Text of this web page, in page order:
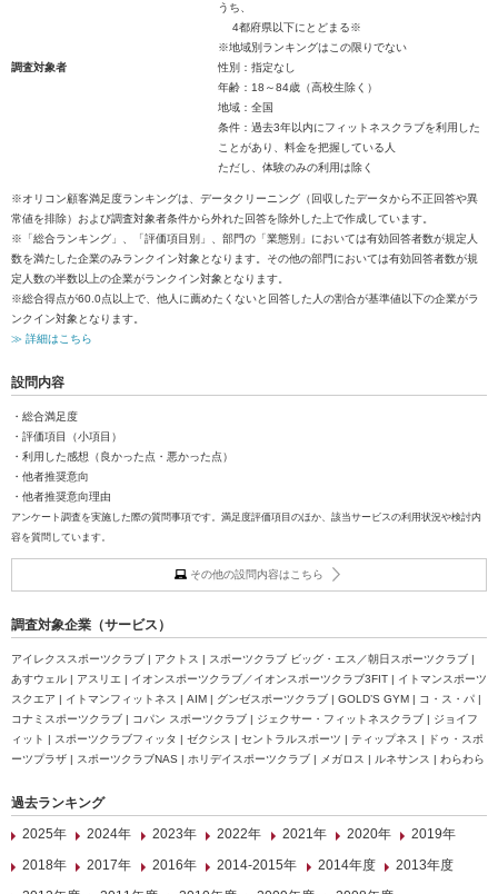
うち、
4都府県以下にとどまる※
※地域別ランキングはこの限りでない
調査対象者
性別：指定なし
年齢：18～84歳（高校生除く）
地域：全国
条件：過去3年以内にフィットネスクラブを利用した
ことがあり、料金を把握している人
ただし、体験のみの利用は除く
※オリコン顧客満足度ランキングは、データクリーニング（回収したデータから不正回答や異
常値を排除）および調査対象者条件から外れた回答を除外した上で作成しています。
※「総合ランキング」、「評価項目別」、部門の「業態別」においては有効回答者数が規定人
数を満たした企業のみランクイン対象となります。その他の部門においては有効回答者数が規
定人数の半数以上の企業がランクイン対象となります。
※総合得点が60.0点以上で、他人に薦めたくないと回答した人の割合が基準値以下の企業がラ
ンクイン対象となります。
≫ 詳細はこちら
設問内容
・総合満足度
・評価項目（小項目）
・利用した感想（良かった点・悪かった点）
・他者推奨意向
・他者推奨意向理由
アンケート調査を実施した際の質問事項です。満足度評価項目のほか、該当サービスの利用状況や検討内
容を質問しています。
その他の設問内容はこちら
調査対象企業（サービス）
アイレクススポーツクラブ | アクトス | スポーツクラブ ビッグ・エス／朝日スポーツクラブ |
あすウェル | アスリエ | イオンスポーツクラブ／イオンスポーツクラブ3FIT | イトマンスポーツ
スクエア | イトマンフィットネス | AIM | グンゼスポーツクラブ | GOLD’S GYM | コ・ス・パ |
コナミスポーツクラブ | コパン スポーツクラブ | ジェクサー・フィットネスクラブ | ジョイフ
ィット | スポーツクラブフィッタ | ゼクシス | セントラルスポーツ | ティップネス | ドゥ・スポ
ーツプラザ | スポーツクラブNAS | ホリデイスポーツクラブ | メガロス | ルネサンス | わらわら
過去ランキング
2025年
2024年 2023年 2022年 2021年 2020年
2019年
2018年
2017年 2016年 2014-2015年 2014年度
2013年度